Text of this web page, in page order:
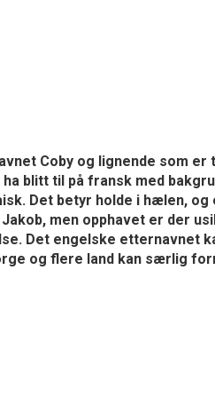
Coby og lignende som
ha blitt til på fransk med
Det betyr holde i hælen,
men opphavet er der
Det engelske etternavnet
og flere land kan særlig